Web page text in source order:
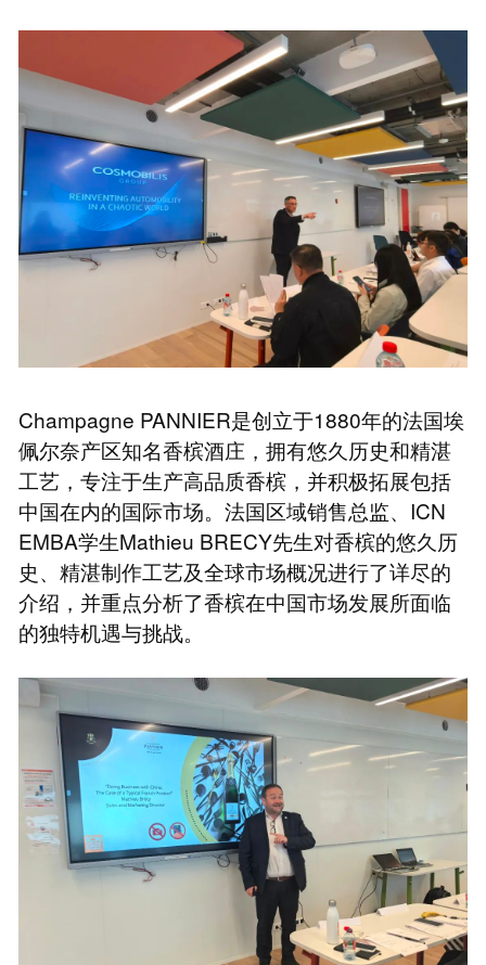
Champagne PANNIER是创立于1880年的法国埃
佩尔奈产区知名香槟酒庄，拥有悠久历史和精湛
工艺，专注于生产高品质香槟，并积极拓展包括
中国在内的国际市场。法国区域销售总监、ICN
EMBA学生Mathieu BRECY先生对香槟的悠久历
史、精湛制作工艺及全球市场概况进行了详尽的
介绍，并重点分析了香槟在中国市场发展所面临
的独特机遇与挑战。